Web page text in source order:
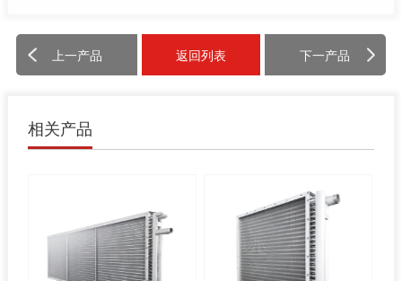
上一产品 返回列表 下一产品
相关产品